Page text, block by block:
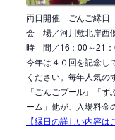
両日開催 ごんご縁日
会 場／河川敷北岸西
時 間／16：00～21
今年は４０回を記念し
ください。毎年人気の
「ごんごプール」「
ーム」他が、入場料金
【縁日の詳しい内容は